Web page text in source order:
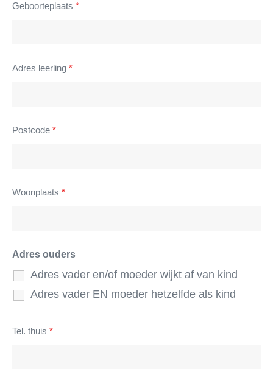
Geboorteplaats *
Adres leerling *
Postcode *
Woonplaats *
Adres ouders
Adres vader en/of moeder wijkt af van kind
Adres vader EN moeder hetzelfde als kind
Tel. thuis *